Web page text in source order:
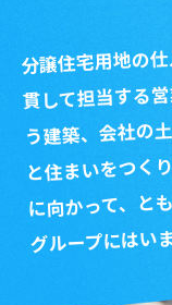
分譲住宅用地の
貫して担当する
う建築、会社の
と住まいをつく
に向かって、と
グループにはい